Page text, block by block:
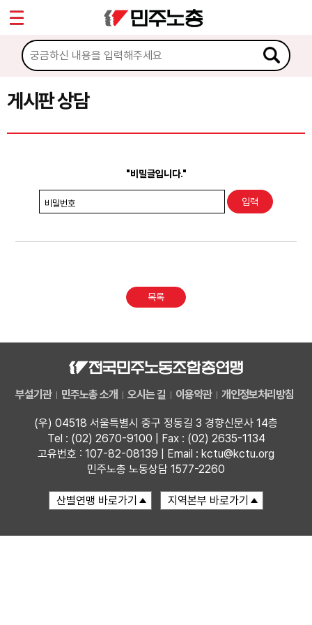
게시판 상담
"비밀글입니다."
비밀번호
목록
부설기관 민주노총 소개 오시는 길 이용약관 개인정보처리방침
(우) 04518 서울특별시 중구 정동길 3 경향신문사 14층
Tel : (02) 2670-9100 | Fax : (02) 2635-1134
고유번호 : 107-82-08139 | Email : kctu@kctu.org
민주노총 노동상담 1577-2260
마이페이지
소개
소식
노동상담
권리찾기수첩 검색
찾아보기
Sketchbook5, 스케치북5
Sketchbook5, 스케치북5